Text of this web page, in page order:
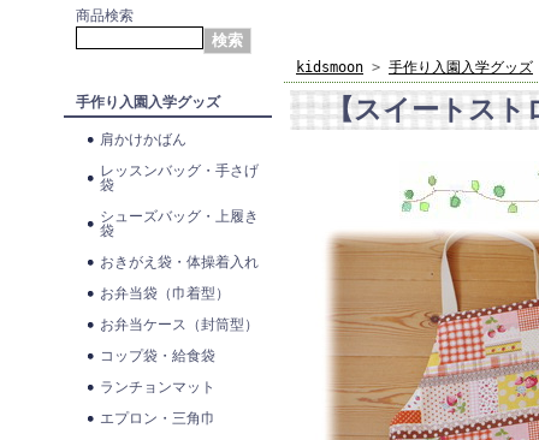
商品検索
手作り入園入学グッズ
肩かけかばん
レッスンバッグ・手さげ
袋
シューズバッグ・上履き
袋
おきがえ袋・体操着入れ
お弁当袋（巾着型）
お弁当ケース（封筒型）
コップ袋・給食袋
ランチョンマット
エプロン・三角巾
kidsmoon > 手作り入園入学グッズ
【スイートスト